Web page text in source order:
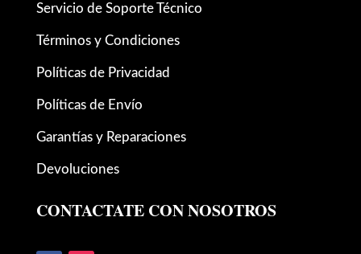
Servicio de Soporte Técnico
Términos y Condiciones
Políticas de Privacidad
Políticas de Envío
Garantías y Reparaciones
Devoluciones
CONTACTATE CON NOSOTROS